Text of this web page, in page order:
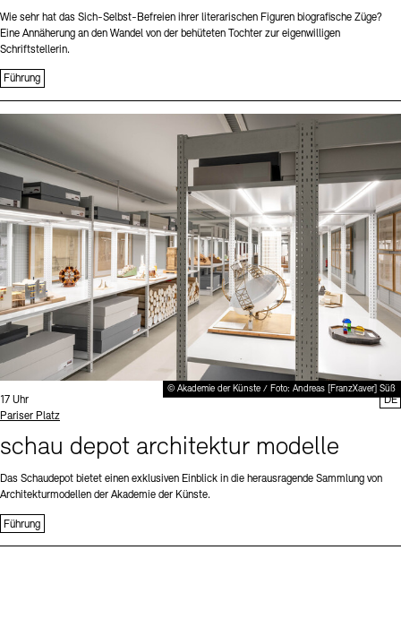
Wie sehr hat das Sich-Selbst-Befreien ihrer literarischen Figuren biografische Züge?
Eine Annäherung an den Wandel von der behüteten Tochter zur eigenwilligen
Schriftstellerin.
Führung
© Akademie der Künste / Foto: Andreas [FranzXaver] Süß
Uhrzeit:
17 Uhr
Standort
Pariser Platz
schau depot architektur modelle
Das Schaudepot bietet einen exklusiven Einblick in die herausragende Sammlung von
Architekturmodellen der Akademie der Künste.
Führung
DE